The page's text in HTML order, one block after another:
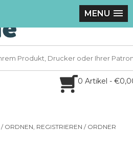
MENU
0 Artikel -
/ ORDNEN, REGISTRIEREN / ORDNER